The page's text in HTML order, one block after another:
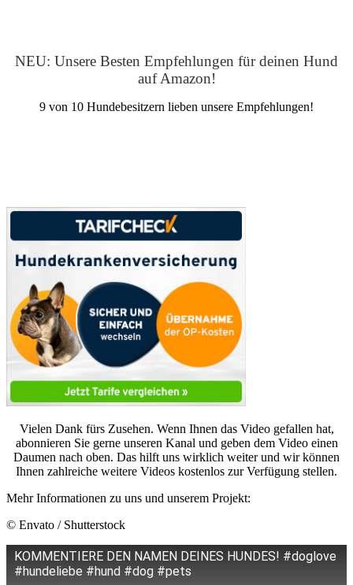
NEU: Unsere Besten Empfehlungen für deinen Hund
auf Amazon!
9 von 10 Hundebesitzern lieben unsere Empfehlungen!
Vielen Dank fürs Zusehen. Wenn Ihnen das Video gefallen hat,
abonnieren Sie gerne unseren Kanal und geben dem Video einen
Daumen nach oben. Das hilft uns wirklich weiter und wir können
Ihnen zahlreiche weitere Videos kostenlos zur Verfügung stellen.
Mehr Informationen zu uns und unserem Projekt:
© Envato / Shutterstock
KOMMENTIERE DEN NAMEN DEINES HUNDES! #doglove
#hundeliebe #hund #dog #pets